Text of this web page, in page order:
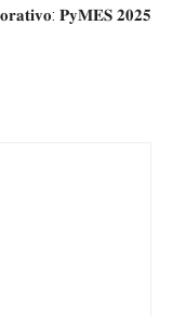
𝐏𝐲𝐌𝐄𝐒 𝟐𝟎𝟐𝟓